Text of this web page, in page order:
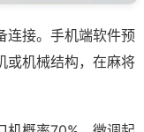
连接。手机端软件预
或机械结构，在麻将